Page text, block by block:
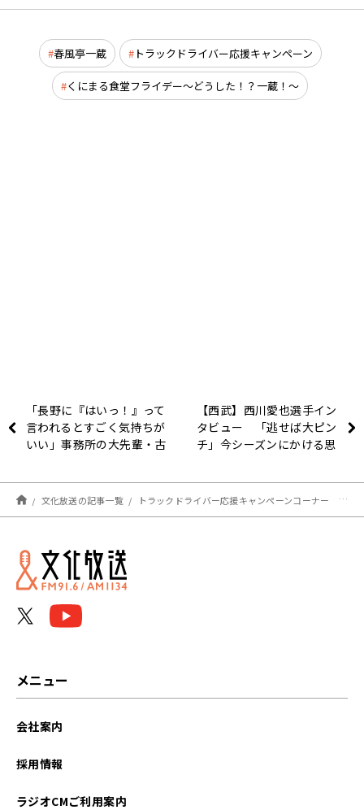
春風亭一蔵 トラックドライバー応援キャンペーン
くにまる食堂フライデー～どうした！？一蔵！～
「長野に『はいっ！』って
言われるとすごく気持ちが
いい」事務所の大先輩・古
もタジタジ！？
【西武】西川愛也選手イン
タビュー 「逃せば大ピン
チ」今シーズンにかける思
文化放送の記事一覧 トラックドライバー応援キャンペーンコーナー スタート！
メニュー
会社案内
採用情報
ラジオCMご利用案内